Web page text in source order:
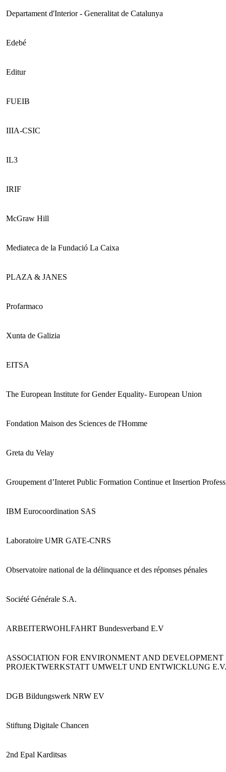
Departament d'Interior - Generalitat de Catalunya
Edebé
Editur
FUEIB
IIIA-CSIC
IL3
IRIF
McGraw Hill
Mediateca de la Fundació La Caixa
PLAZA & JANES
Profarmaco
Xunta de Galizia
EITSA
The European Institute for Gender Equality- European Union
Fondation Maison des Sciences de l'Homme
Greta du Velay
Groupement d’Interet Public Formation Continue et Insertion
IBM Eurocoordination SAS
Laboratoire UMR GATE-CNRS
Observatoire national de la délinquance et des réponses pénales
Société Générale S.A.
ARBEITERWOHLFAHRT Bundesverband E.V
ASSOCIATION FOR ENVIRONMENT AND DEVELOPMENT
PROJEKTWERKSTATT UMWELT UND ENTWICKLUNG E.V.
DGB Bildungswerk NRW EV
Stiftung Digitale Chancen
2nd Epal Karditsas